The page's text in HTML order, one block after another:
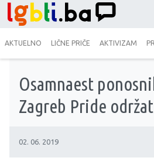
AKTUELNO LIČNE PRIČE AKTIVIZAM
Osamnaest
Zagreb Pride
02. 06. 2019